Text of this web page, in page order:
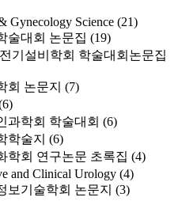
Gynecology Science (21)
술대회 논문집 (19)
기설비학회 학술대회논문집
회 논문지 (7)
과학회 학술대회 (6)
학술지 (6)
학회 연구논문 초록집 (4)
and Clinical Urology (4)
보기술학회 논문지 (3)